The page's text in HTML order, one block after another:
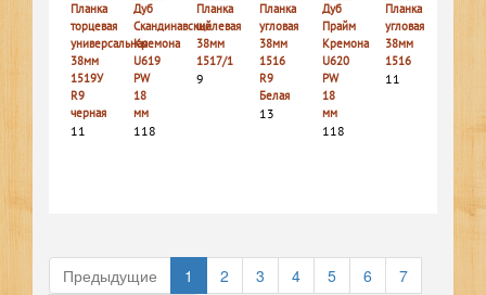
Планка
торцевая
универсальная
38мм
1519У
R9
черная
11
Дуб
Скандинавский
Кремона
U619
PW
18
мм
118
Планка
щелевая
38мм
1517/1
9
Планка
угловая
38мм
1516
R9
Белая
13
Дуб
Прайм
Кремона
U620
PW
18
мм
118
Планка
угловая
38мм
1516
11
Предыдущие 1 2 3 4 5 6
7